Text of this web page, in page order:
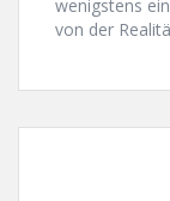
wenigstens
von der